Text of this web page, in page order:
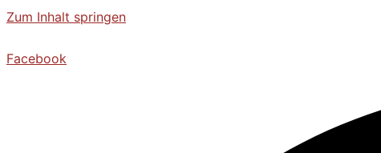
Zum Inhalt springen
Facebook